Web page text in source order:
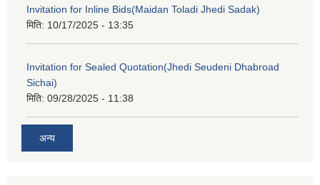
Invitation for Inline Bids(Maidan Toladi Jhedi Sadak)
मिति: 10/17/2025 - 13:35
Invitation for Sealed Quotation(Jhedi Seudeni Dhabroad
Sichai)
मिति: 09/28/2025 - 11:38
अन्य